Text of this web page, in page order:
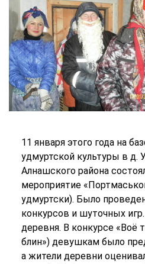
11 января этого года на
удмуртской культуры в д.
Алнашского района
мероприятие
удмуртски). Было
конкурсов и шуточных
деревня. В конкурсе «Воё
блин») девушкам было
а жители деревни